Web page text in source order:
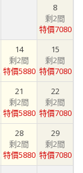
8
剩2間
特價7080
14
剩2間
特價5880
15
剩2間
特價7080
21
剩2間
特價5880
22
剩2間
特價7080
28
剩2間
特價5880
29
剩2間
特價7080